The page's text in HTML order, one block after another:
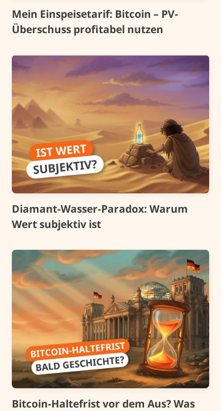
Mein Einspeisetarif: Bitcoin – PV-
Überschuss profitabel nutzen
Diamant-Wasser-Paradox: Warum
Wert subjektiv ist
Bitcoin-Haltefrist vor dem Aus? Was